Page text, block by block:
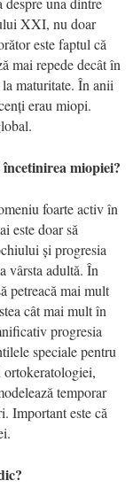
XXI, nu doar
este faptul că
mai repede decât în
maturitate. În anii
erau miopi.
miopiei?
foarte activ în
este doar să
și progresia
vârsta adultă. În
petreacă mai mult
cât mai mult în
progresia
speciale pentru
temporar
Important este că